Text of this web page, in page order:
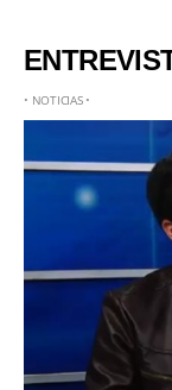
• NOTICIAS•